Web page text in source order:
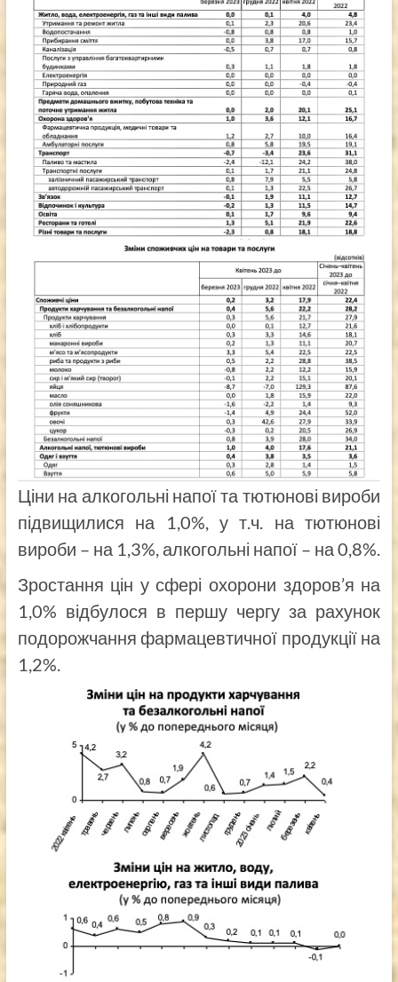
Ціни на алкогольні напої та тютюнові вироби
підвищилися на 1,0%, у т.ч. на тютюнові
вироби – на 1,3%, алкогольні напої – на 0,8%.
Зростання цін у сфері охорони здоров’я на
1,0% відбулося в першу чергу за рахунок
подорожчання фармацевтичної продукції на
1,2%.